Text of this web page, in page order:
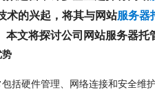
术的兴起，将其与网站服务器
文将探讨公司网站服务器托
势
括硬件管理、网络连接和安全维